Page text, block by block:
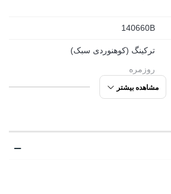
140660B
ترکینگ (کوهنوردی سبک)
روزمره
ورزشی
دویدن
مشاهده بیشتر